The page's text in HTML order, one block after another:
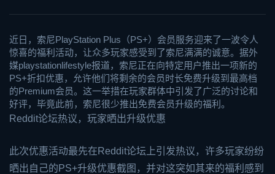
近日，索尼PlayStation Plus（PS+）会员服务迎来了一波令人
惊喜的福利活动，让众多玩家感受到了索尼满满的诚意。据外
媒playstationlifestyle报道，索尼正在向特定用户推出一项新的
PS+折扣优惠，允许他们将剩余的会员时长免费升级到最高档
的Premium会员。这一举措在玩家群体中引发了广泛的讨论和
好评，毕竟此前，索尼很少推出免费会员升级的福利。
Reddit论坛热议，玩家晒出升级优惠
此次优惠活动最先在Reddit论坛上引发热议，许多玩家纷纷
晒出自己的PS+升级优惠截图，并对这突如其来的福利感到